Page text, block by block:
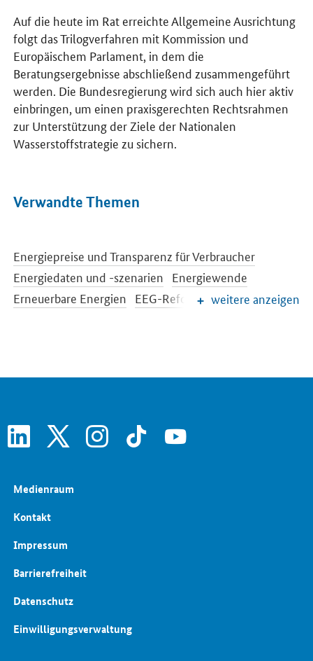
Auf die heute im Rat erreichte Allgemeine Ausrichtung
folgt das Trilogverfahren mit Kommission und
Europäischem Parlament, in dem die
Beratungsergebnisse abschließend zusammengeführt
werden. Die Bundesregierung wird sich auch hier aktiv
einbringen, um einen praxisgerechten Rechtsrahmen
zur Unterstützung der Ziele der Nationalen
Wasserstoffstrategie zu sichern.
Verwandte Themen
Energiepreise und Transparenz für Verbraucher
Energiedaten und -szenarien Energiewende
Erneuerbare Energien EEG-Reform
Energieforschung
weitere anzeigen
linkedin instagram tiktok youtube
Medienraum
Kontakt
Impressum
Barrierefreiheit
Datenschutz
Einwilligungsverwaltung